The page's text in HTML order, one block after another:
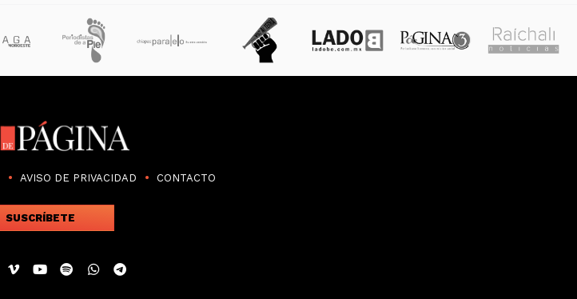
AVISO DE PRIVACIDAD CONTACTO
SUSCRÍBETE